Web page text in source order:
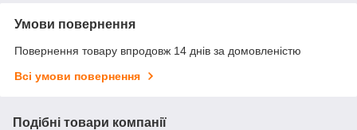
Умови повернення
Повернення товару впродовж 14 днів за домовленістю
Всі умови повернення
Подібні товари компанії